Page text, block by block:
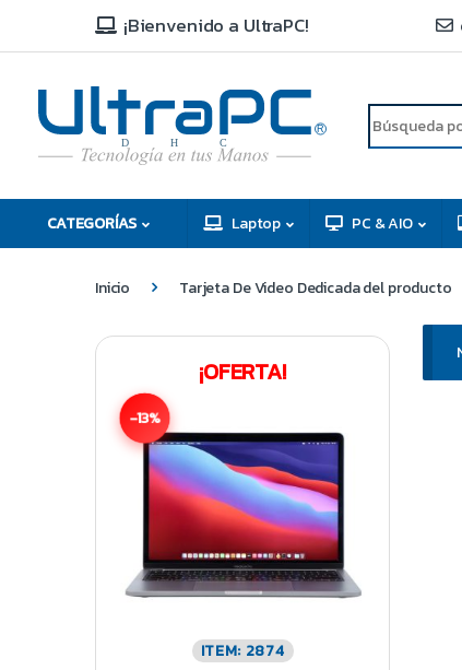
¡Bienvenido a UltraPC!
C
H
D
R
CATEGORÍAS Laptop PC & AIO
Inicio Tarjeta De Video Dedicada del producto
¡OFERTA!
-13%
ITEM: 2874